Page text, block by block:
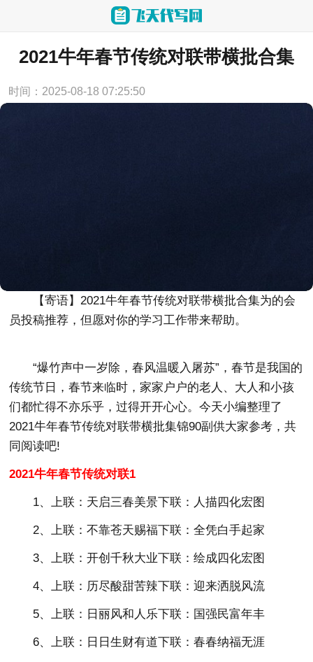
当前位置： 首页 > 实用范文
2021牛年春节传统对联带横批合集
时间：2025-08-18 07:25:50
【寄语】 2021牛年春节传统对联带横批合集为的会
员投稿推荐，但愿对你的学习工作带来帮助。
“爆竹声中一岁除，春风温暖入屠苏”，春节是我国的
传统节日，春节来临时，家家户户的老人、大人和小孩
们都忙得不亦乐乎，过得开开心心。今天小编整理了
2021牛年春节传统对联带横批集锦90副供大家参考，共
同阅读吧!
2021牛年春节传统对联1
1、上联：天启三春美景下联：人描四化宏图
2、上联：不靠苍天赐福下联：全凭白手起家
3、上联：开创千秋大业下联：绘成四化宏图
4、上联：历尽酸甜苦辣下联：迎来洒脱风流
5、上联：日丽风和人乐下联：国强民富年丰
6、上联：日日生财有道下联：春春纳福无涯